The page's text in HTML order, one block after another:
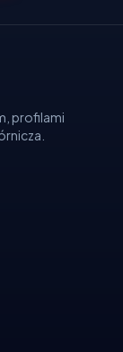
profilami